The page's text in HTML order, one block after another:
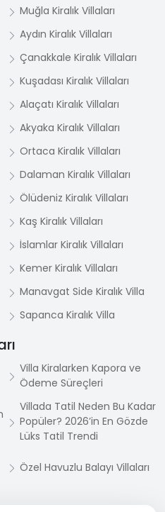
Muğla Kiralık Villaları
Aydın Kiralık Villaları
Çanakkale Kiralık Villaları
Kuşadası Kiralık Villaları
Alaçatı Kiralık Villaları
Akyaka Kiralık Villaları
Ortaca Kiralık Villaları
Dalaman Kiralık Villaları
Ölüdeniz Kiralık Villaları
Kaş Kiralık Villaları
İslamlar Kiralık Villaları
Kemer Kiralık Villaları
Manavgat Side Kiralık Villa
Sapanca Kiralık Villa
Villa Kiralarken Kapora ve
Ödeme Süreçleri
Villada Tatil Neden Bu Kadar
Popüler? 2026’in En Gözde
Lüks Tatil Trendi
Özel Havuzlu Balayı Villaları